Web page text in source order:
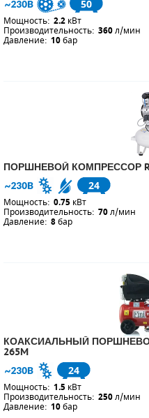
50
Мощность: 2.2 кВт
Производительность: 360л/мин
Давление: 10бар
ПОРШНЕВОЙ КОМПРЕССОР
24
Мощность: 0.75 кВт
Производительность: 70л/мин
Давление: 8бар
КОАКСИАЛЬНЫЙ
265M
24
Мощность: 1.5 кВт
Производительность: 250л/мин
Давление: 10бар